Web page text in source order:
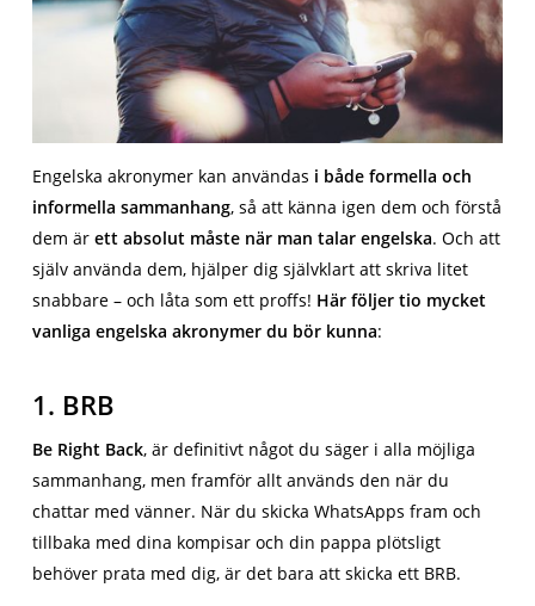
Engelska akronymer kan användas i både formella och
informella sammanhang, så att känna igen dem och förstå
dem är ett absolut måste när man talar engelska. Och att
själv använda dem, hjälper dig självklart att skriva litet
snabbare – och låta som ett proffs! Här följer tio mycket
vanliga engelska akronymer du bör kunna:
1. BRB
Be Right Back, är definitivt något du säger i alla möjliga
sammanhang, men framför allt används den när du
chattar med vänner. När du skicka WhatsApps fram och
tillbaka med dina kompisar och din pappa plötsligt
behöver prata med dig, är det bara att skicka ett BRB.